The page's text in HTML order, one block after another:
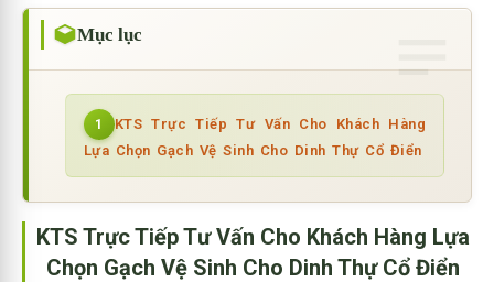
Mục lục
1
KTS Trực Tiếp Tư Vấn Cho Khách Hàng
Lựa Chọn Gạch Vệ Sinh Cho Dinh Thự Cổ Điển
KTS Trực Tiếp Tư Vấn Cho Khách Hàng Lựa
Chọn Gạch Vệ Sinh Cho Dinh Thự Cổ Điển